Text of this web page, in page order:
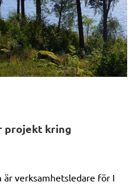
projekt kring
är verksamhetsledare för I